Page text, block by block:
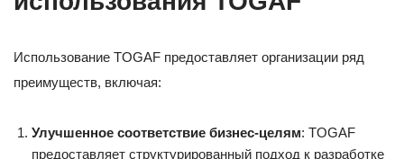
Использование TOGAF предоставляет организации ряд
преимуществ, включая:
Улучшенное соответствие бизнес-целям: TOGAF
предоставляет структурированный подход к разработке